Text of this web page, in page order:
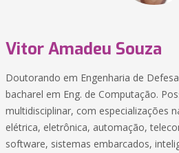
Vitor Amadeu Souza
Doutorando em Engenharia de
bacharel em Eng. de Computação.
multidisciplinar, com especializações
elétrica, eletrônica, automação,
software, sistemas embarcados,